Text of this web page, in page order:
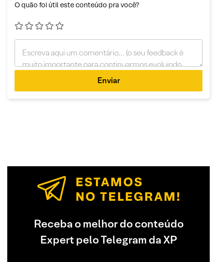
O quão foi útil este conteúdo pra você?
Enviar
Receba o melhor do conteúdo
Expert pelo Telegram da XP